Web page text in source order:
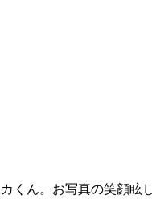
くん。お写真の笑顔眩